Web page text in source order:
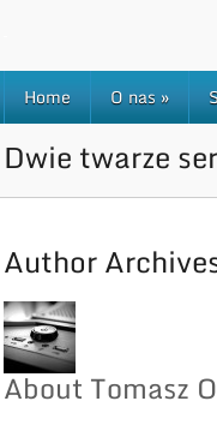
Home O nas»
Dwie twarze
Author
About Tomasz